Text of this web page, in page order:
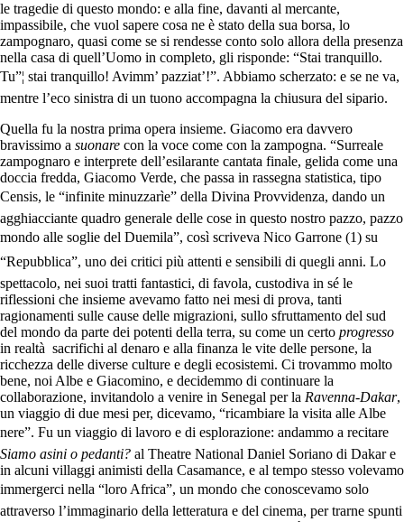
le tragedie di questo mondo: e alla fine, davanti al mercante,
impassibile, che vuol sapere cosa ne è stato della sua borsa, lo
zampognaro, quasi come se si rendesse conto solo allora della presenza
nella casa di quell’Uomo in completo, gli risponde: “Stai tranquillo.
Tu”¦ stai tranquillo! Avimm’ pazziat’!”. Abbiamo scherzato: e se ne va,
mentre l’eco sinistra di un tuono accompagna la chiusura del sipario.
Quella fu la nostra prima opera insieme. Giacomo era davvero
bravissimo a suonare con la voce come con la zampogna. “Surreale
zampognaro e interprete dell’esilarante cantata finale, gelida come una
doccia fredda, Giacomo Verde, che passa in rassegna statistica, tipo
Censis, le “infinite minuzzarìe” della Divina Provvidenza, dando un
agghiacciante quadro generale delle cose in questo nostro pazzo, pazzo
mondo alle soglie del Duemila”, così scriveva Nico Garrone (1) su
“Repubblica”, uno dei critici più attenti e sensibili di quegli anni. Lo
spettacolo, nei suoi tratti fantastici, di favola, custodiva in sé le
riflessioni che insieme avevamo fatto nei mesi di prova, tanti
ragionamenti sulle cause delle migrazioni, sullo sfruttamento del sud
del mondo da parte dei potenti della terra, su come un certo progresso
in realtà sacrifichi al denaro e alla finanza le vite delle persone, la
ricchezza delle diverse culture e degli ecosistemi. Ci trovammo molto
bene, noi Albe e Giacomino, e decidemmo di continuare la
collaborazione, invitandolo a venire in Senegal per la Ravenna-Dakar,
un viaggio di due mesi per, dicevamo, “ricambiare la visita alle Albe
nere”. Fu un viaggio di lavoro e di esplorazione: andammo a recitare
Siamo asini o pedanti? al Theatre National Daniel Soriano di Dakar e
in alcuni villaggi animisti della Casamance, e al tempo stesso volevamo
immergerci nella “loro Africa”, un mondo che conoscevamo solo
attraverso l’immaginario della letteratura e del cinema, per trarne spunti